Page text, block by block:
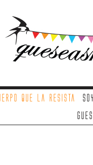
que la resista